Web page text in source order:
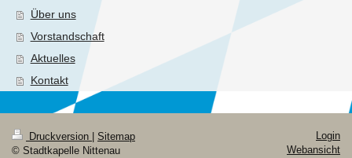
Über uns
Vorstandschaft
Aktuelles
Kontakt
Druckversion
Sitemap
© Stadtkapelle Nittenau
Login
Webansicht